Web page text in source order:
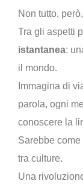
Non tutto,
Tra gli aspetti
istantanea:
il mondo.
Immagina di
parola, ogni
conoscere la
Sarebbe come
tra culture.
Una